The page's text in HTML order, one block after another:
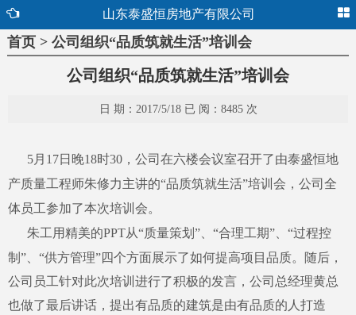
山东泰盛恒房地产有限公司
首页 > 公司组织“品质筑就生活”培训会
公司组织“品质筑就生活”培训会
日 期：2017/5/18 已 阅：8485 次
5月17日晚18时30，公司在六楼会议室召开了由泰盛恒地
产质量工程师朱修力主讲的“品质筑就生活”培训会，公司全
体员工参加了本次培训会。
朱工用精美的PPT从“质量策划”、“合理工期”、“过程控
制”、“供方管理”四个方面展示了如何提高项目品质。
随后，
公司员工针对此次培训进行了积极的发言，公司总经理黄总
也做了最后讲话，提出有品质的建筑是由有品质的人打造